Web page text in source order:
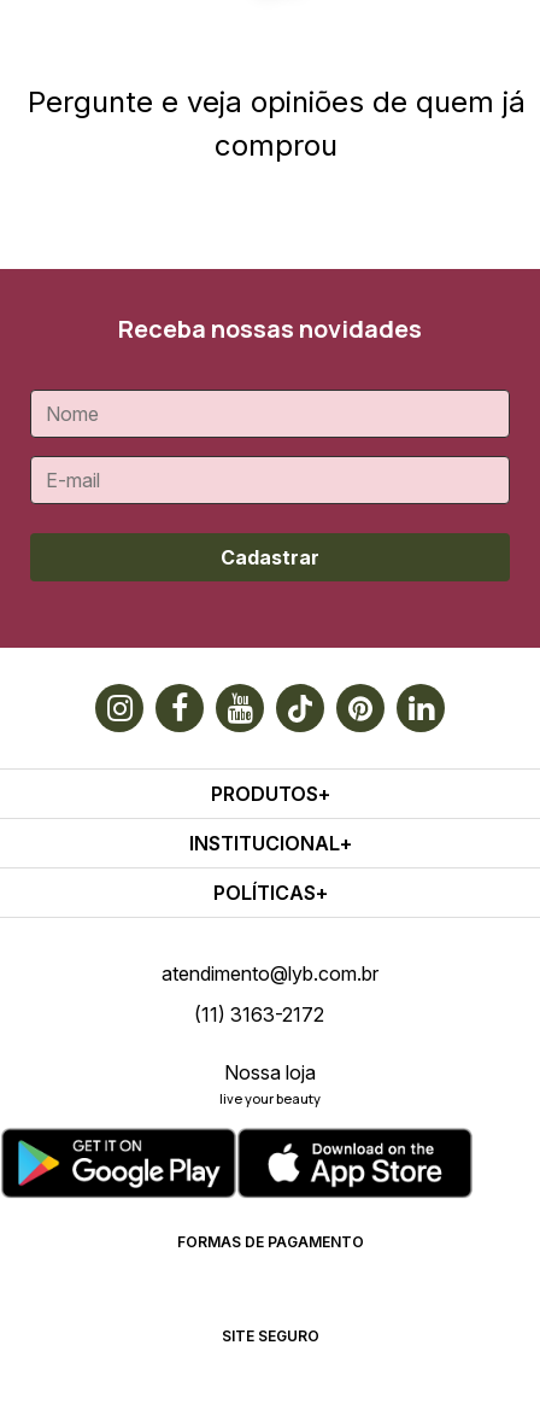
Pergunte e veja opiniões de quem já
comprou
Receba nossas novidades
Cadastrar
PRODUTOS
INSTITUCIONAL
POLÍTICAS
atendimento@lyb.com.br
(11) 3163-2172
Nossa loja
live your beauty
FORMAS DE PAGAMENTO
SITE SEGURO